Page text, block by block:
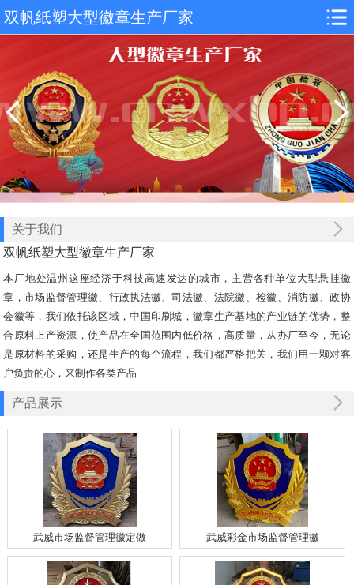
双帆纸塑大型徽章生产厂家
关于我们
双帆纸塑大型徽章生产厂家
本厂地处温州这座经济于科技高速发达的城市，主营各种单位大型悬挂徽
章，市场监督管理徽、行政执法徽、司法徽、法院徽、检徽、消防徽、政协
会徽等，我们依托该区域，中国印刷城，徽章生产基地的产业链的优势，整
合原料上产资源，使产品在全国范围内低价格，高质量，从办厂至今，无论
是原材料的采购，还是生产的每个流程，我们都严格把关，我们用一颗对客
户负责的心，来制作各类产品
产品展示
武威市场监督管理徽定做 武威彩金市场监督管理徽